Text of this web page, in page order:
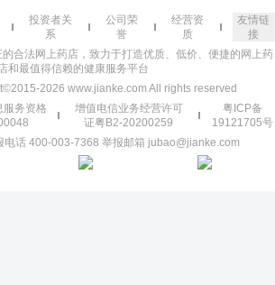
投资者关
系
公司荣
誉
经营资
质
友情链
接
合法网上药店，致力于打造优质、低价、便捷的网上药
和最值得信赖的健康服务平台
2026 www.jianke.com All rights reserved
服务资格
增值电信业务经营许可
证粤B2-20200259
粤ICP备
19121705号
电话 400-003-7368 举报邮箱 jubao@jianke.com